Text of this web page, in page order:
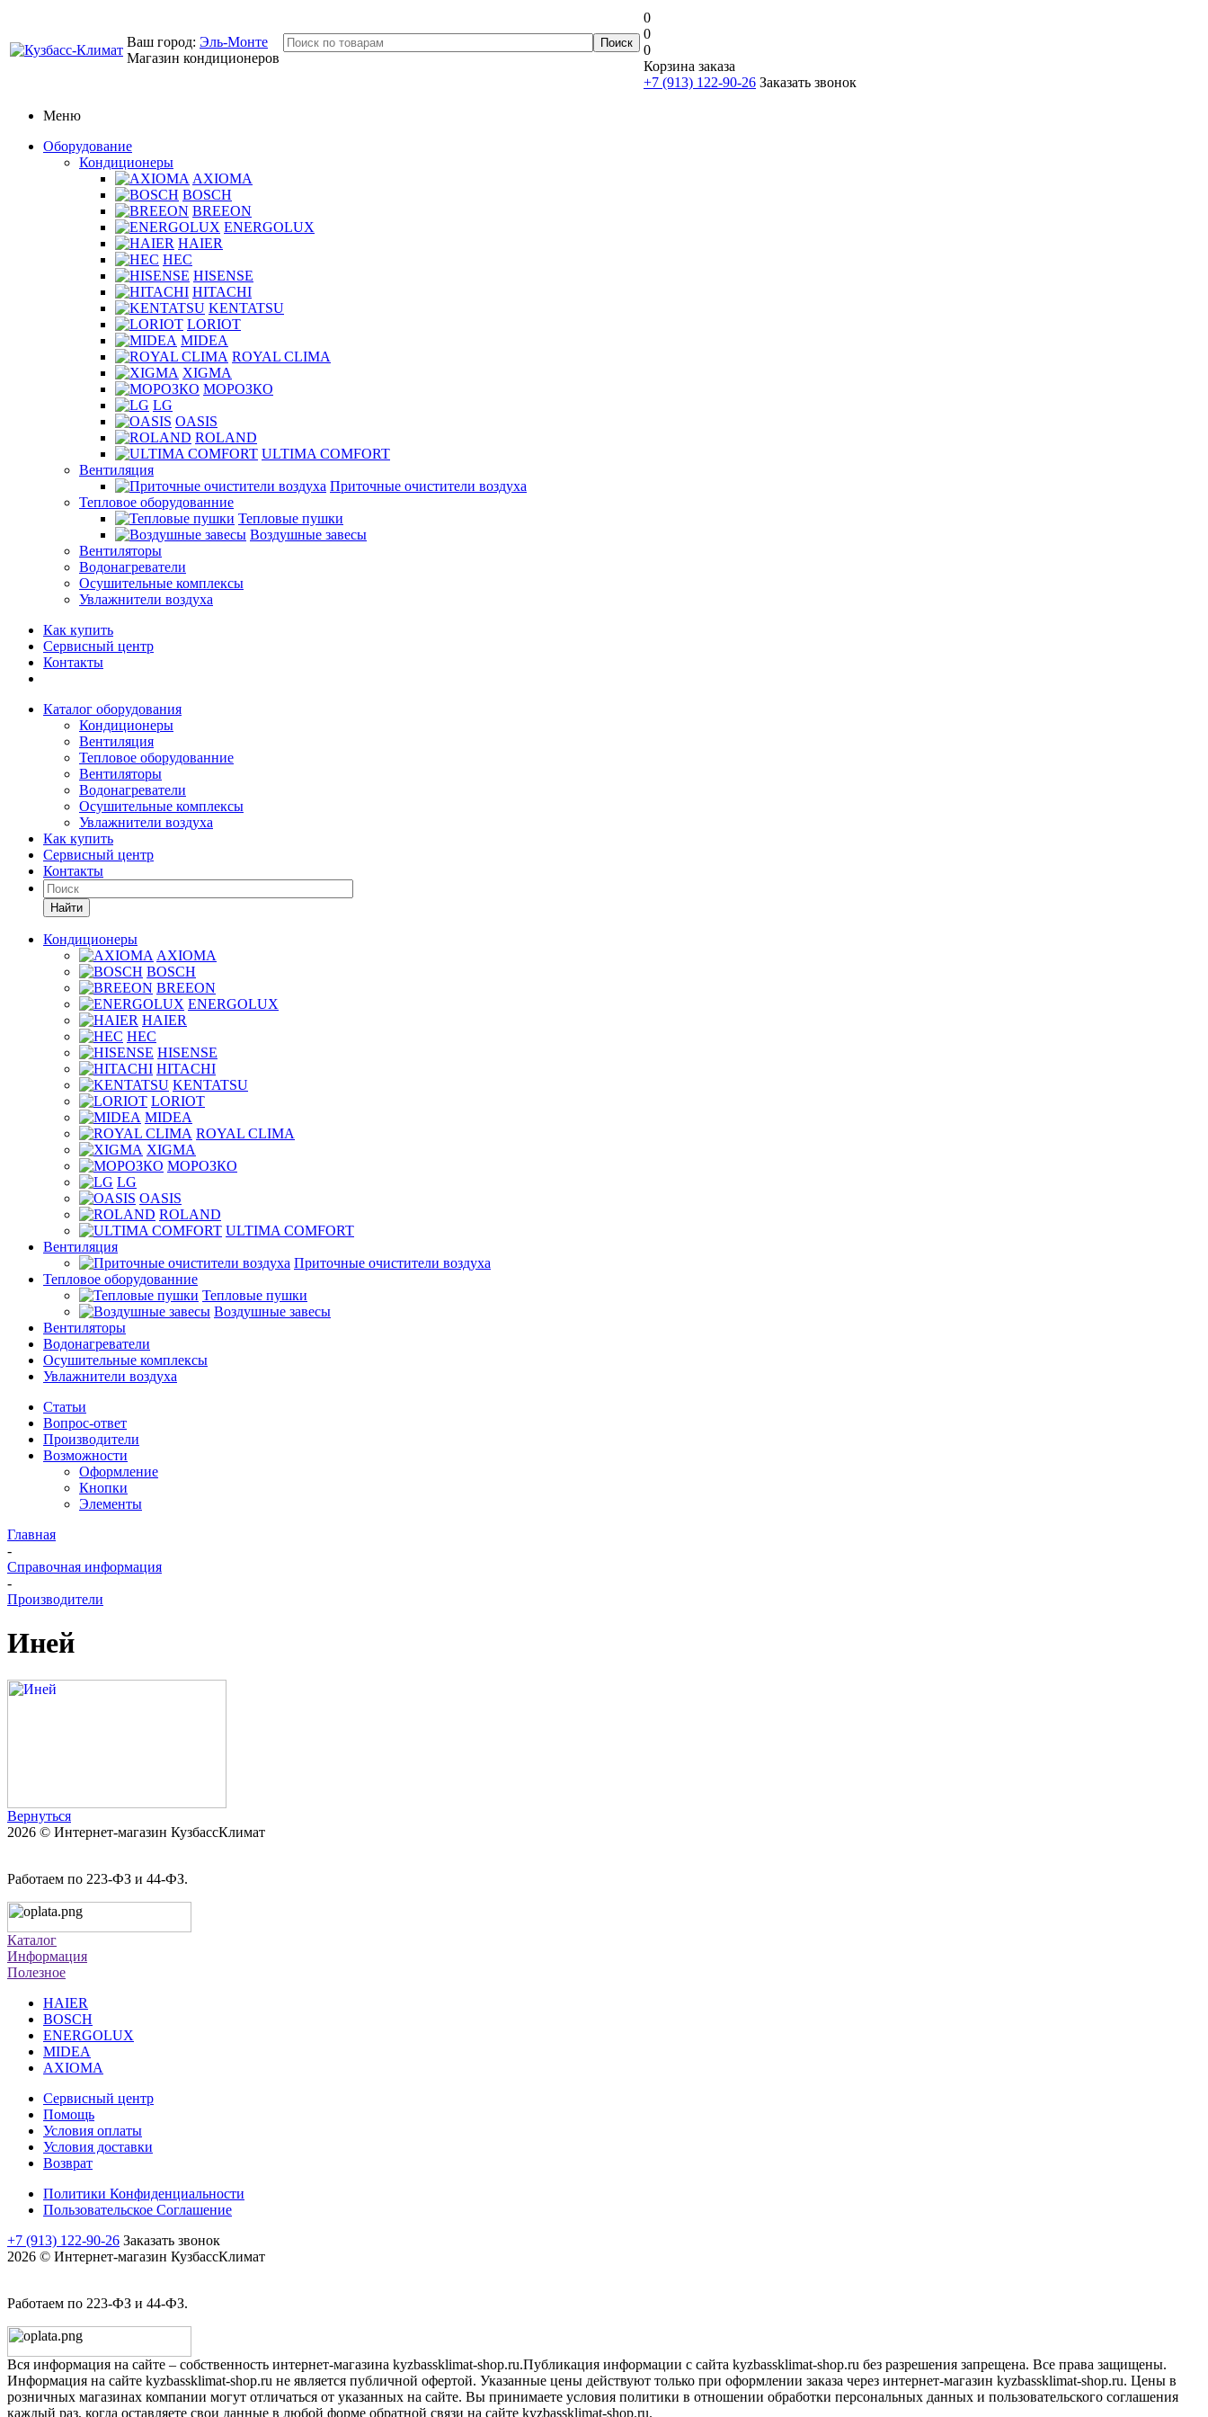
Ваш город: Эль-Монте
Магазин кондиционеров
0
0
0
Корзина заказа
+7 (913) 122-90-26 Заказать звонок
Меню
Оборудование
Кондиционеры
AXIOMA
BOSCH
BREEON
ENERGOLUX
HAIER
HEC
HISENSE
HITACHI
KENTATSU
LORIOT
MIDEA
ROYAL CLIMA
XIGMA
МОРОЗКО
LG
OASIS
ROLAND
ULTIMA COMFORT
Вентиляция
Приточные очистители воздуха
Тепловое оборудованние
Тепловые пушки
Воздушные завесы
Вентиляторы
Водонагреватели
Осушительные комплексы
Увлажнители воздуха
Как купить
Сервисный центр
Контакты
Каталог оборудования
Кондиционеры
Вентиляция
Тепловое оборудованние
Вентиляторы
Водонагреватели
Осушительные комплексы
Увлажнители воздуха
Как купить
Сервисный центр
Контакты
Найти
Кондиционеры
AXIOMA
BOSCH
BREEON
ENERGOLUX
HAIER
HEC
HISENSE
HITACHI
KENTATSU
LORIOT
MIDEA
ROYAL CLIMA
XIGMA
МОРОЗКО
LG
OASIS
ROLAND
ULTIMA COMFORT
Вентиляция
Приточные очистители воздуха
Тепловое оборудованние
Тепловые пушки
Воздушные завесы
Вентиляторы
Водонагреватели
Осушительные комплексы
Увлажнители воздуха
Статьи
Вопрос-ответ
Производители
Возможности
Оформление
Кнопки
Элементы
Главная
-
Справочная информация
-
Производители
Иней
Вернуться
2026 © Интернет-магазин КузбассКлимат
Работаем по 223-ФЗ и 44-ФЗ.
Каталог
Информация
Полезное
HAIER
BOSCH
ENERGOLUX
MIDEA
AXIOMA
Сервисный центр
Помощь
Условия оплаты
Условия доставки
Возврат
Политики Конфиденциальности
Пользовательское Соглашение
+7 (913) 122-90-26 Заказать звонок
2026 © Интернет-магазин КузбассКлимат
Работаем по 223-ФЗ и 44-ФЗ.
Вся информация на сайте – собственность интернет-магазина kyzbassklimat-shop.ru.Публикация информации с сайта kyzbassklimat-shop.ru без разрешения запрещена. Все права защищены.
Информация на сайте kyzbassklimat-shop.ru не является публичной офертой. Указанные цены действуют только при оформлении заказа через интернет-магазин kyzbassklimat-shop.ru. Цены в
розничных магазинах компании могут отличаться от указанных на сайте. Вы принимаете условия политики в отношении обработки персональных данных и пользовательского соглашения
каждый раз, когда оставляете свои данные в любой форме обратной связи на сайте kyzbassklimat-shop.ru.